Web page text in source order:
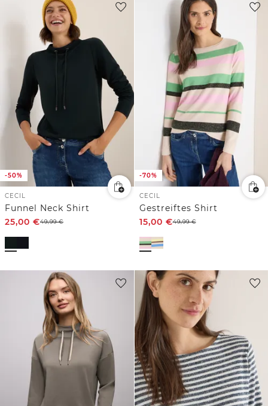
-50%
CECIL
Funnel Neck Shirt
25,00 €49,99€
-70%
CECIL
Gestreiftes Shirt
15,00 €49,99€